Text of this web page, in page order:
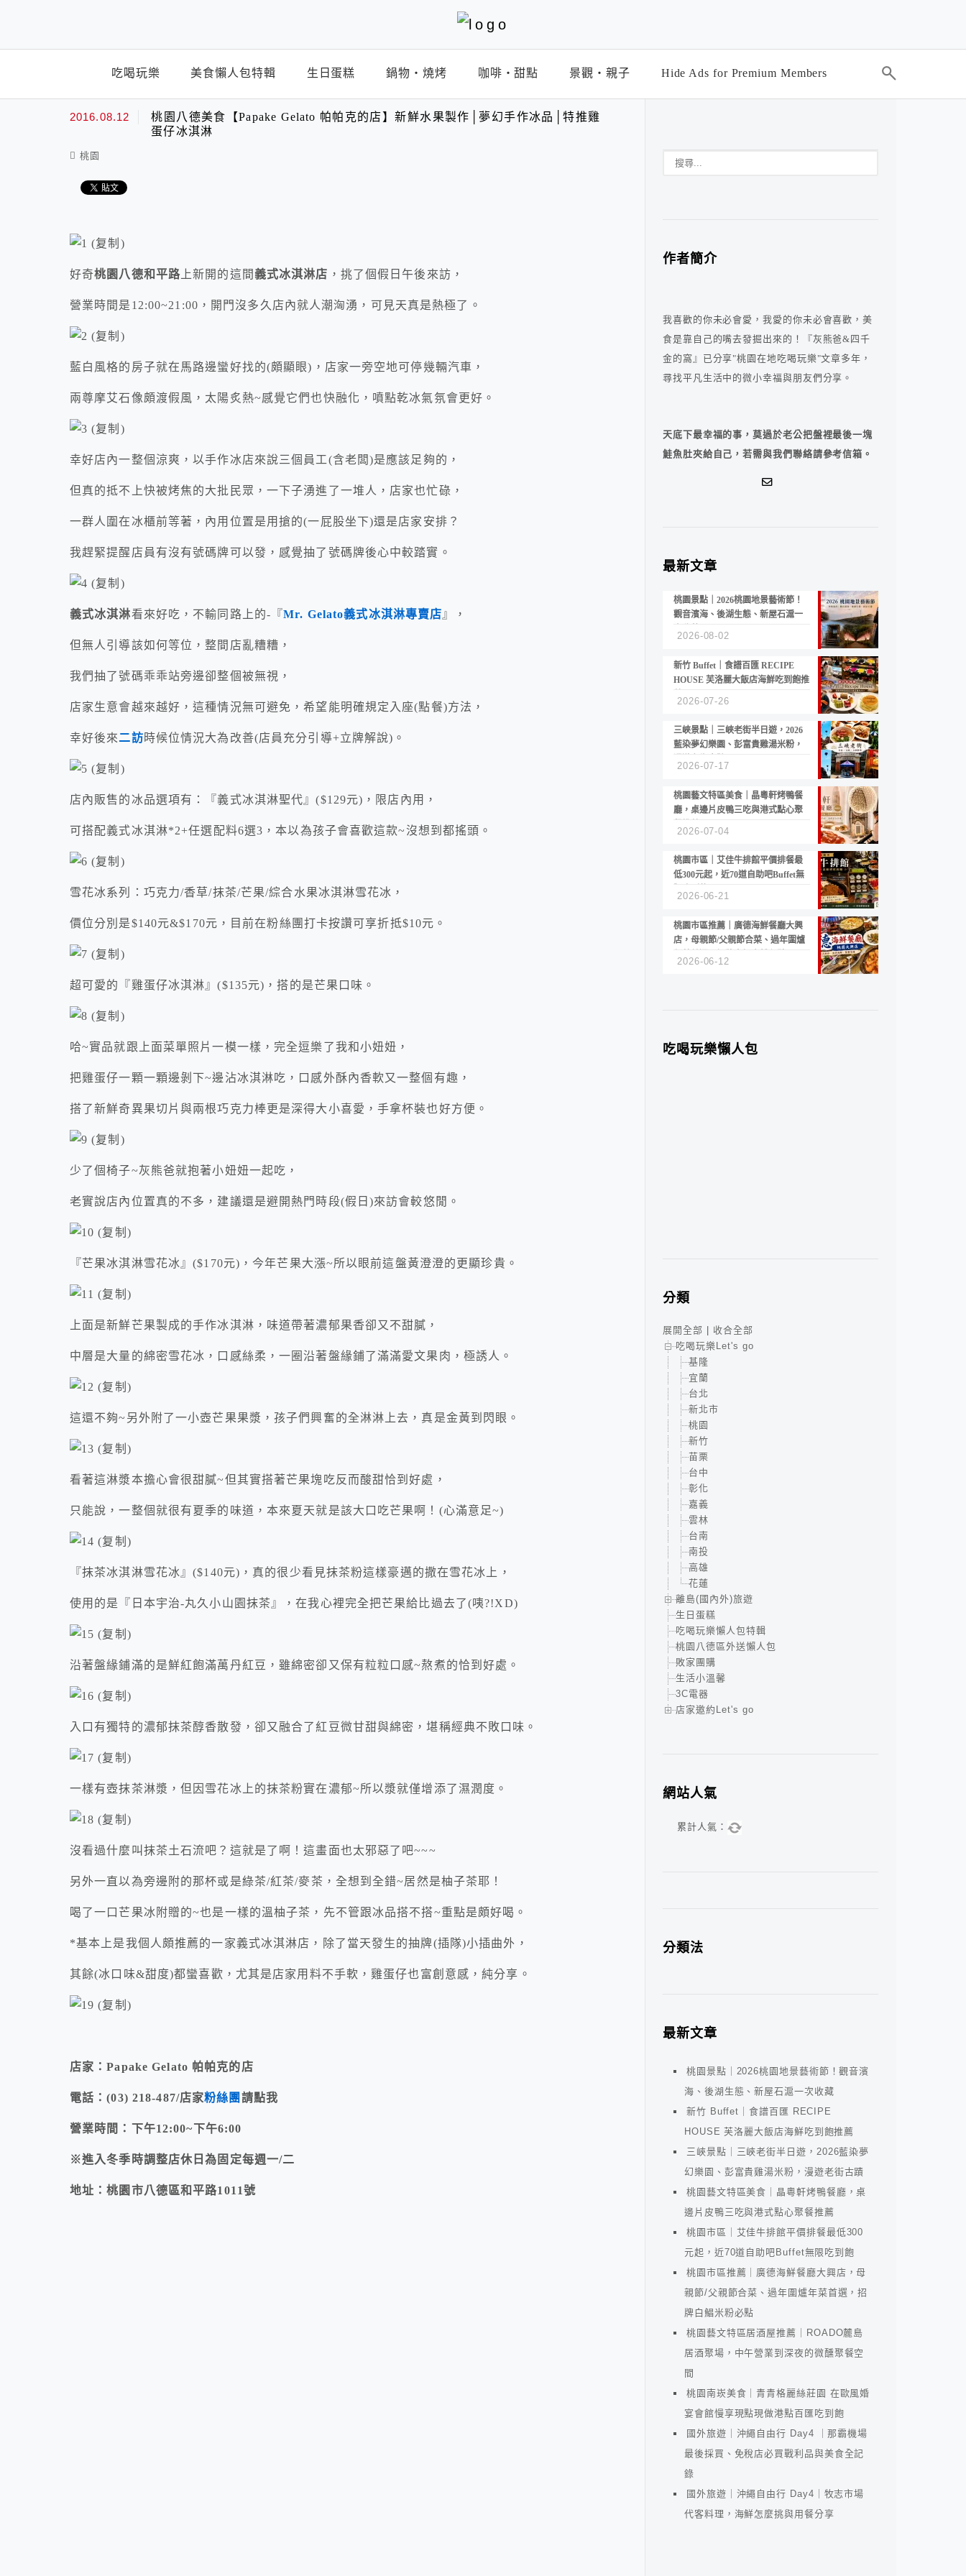
吃喝玩樂 美食懶人包特輯 生日蛋糕 鍋物‧燒烤 咖啡‧甜點 景觀‧親子 Hide Ads for Premium Members
2016.08.12
桃園八德美食【Papake Gelato 帕帕克的店】新鮮水果製作│夢幻手作冰品│特推雞
蛋仔冰淇淋
桃園
好奇桃園八德和平路 上新開的這間義式冰淇淋店 ，挑了個假日午後來訪，
營業時間是12:00~21:00，開門沒多久店內就人潮洶湧，可見天真是熱極了。
藍白風格的房子就在馬路邊蠻好找的(頗顯眼)，店家一旁空地可停幾輛汽車，
兩尊摩艾石像頗渡假風，太陽炙熱~感覺它們也快融化，噴點乾冰氣氛會更好。
幸好店內一整個涼爽，以手作冰店來說三個員工(含老闆)是應該足夠的，
但真的抵不上快被烤焦的大批民眾，一下子湧進了一堆人，店家也忙碌，
一群人圍在冰櫃前等著，內用位置是用搶的(一屁股坐下)還是店家安排？
我趕緊提醒店員有沒有號碼牌可以發，感覺抽了號碼牌後心中較踏實。
義式冰淇淋看來好吃，不輸同路上的-『Mr. Gelato義式冰淇淋專賣店 』，
但無人引導該如何等位，整間店亂糟糟，
我們抽了號碼乖乖站旁邊卻整個被無視，
店家生意會越來越好，這種情況無可避免，希望能明確規定入座(點餐)方法，
幸好後來二訪時候位情況大為改善(店員充分引導+立牌解說)。
店內販售的冰品選項有：『義式冰淇淋聖代』($129元)，限店內用，
可搭配義式冰淇淋*2+任選配料6選3，本以為孩子會喜歡這款~沒想到都搖頭。
雪花冰系列：巧克力/香草/抹茶/芒果/綜合水果冰淇淋雪花冰，
價位分別是$140元&$170元，目前在粉絲團打卡按讚可享折抵$10元。
超可愛的『雞蛋仔冰淇淋』($135元)，搭的是芒果口味。
哈~實品就跟上面菜單照片一模一樣，完全逗樂了我和小妞妞，
把雞蛋仔一顆一顆邊剝下~邊沾冰淇淋吃，口感外酥內香軟又一整個有趣，
搭了新鮮奇異果切片與兩根巧克力棒更是深得大小喜愛，手拿杯裝也好方便。
少了個椅子~灰熊爸就抱著小妞妞一起吃，
老實說店內位置真的不多，建議還是避開熱門時段(假日)來訪會較悠閒。
『芒果冰淇淋雪花冰』($170元)，今年芒果大漲~所以眼前這盤黃澄澄的更顯珍貴。
上面是新鮮芒果製成的手作冰淇淋，味道帶著濃郁果香卻又不甜膩，
中層是大量的綿密雪花冰，口感絲柔，一圈沿著盤緣鋪了滿滿愛文果肉，極誘人。
這還不夠~另外附了一小壺芒果果漿，孩子們興奮的全淋淋上去，真是金黃到閃眼。
看著這淋漿本擔心會很甜膩~但其實搭著芒果塊吃反而酸甜恰到好處，
只能說，一整個就很有夏季的味道，本來夏天就是該大口吃芒果啊！(心滿意足~)
『抹茶冰淇淋雪花冰』($140元)，真的很少看見抹茶粉這樣豪邁的撒在雪花冰上，
使用的是『日本宇治-丸久小山園抹茶』，在我心裡完全把芒果給比過去了(咦?!XD)
沿著盤緣鋪滿的是鮮紅飽滿萬丹紅豆，雖綿密卻又保有粒粒口感~熬煮的恰到好處。
入口有獨特的濃郁抹茶醇香散發，卻又融合了紅豆微甘甜與綿密，堪稱經典不敗口味。
一樣有壺抹茶淋漿，但因雪花冰上的抹茶粉實在濃郁~所以漿就僅增添了濕潤度。
沒看過什麼叫抹茶土石流吧？這就是了啊！這畫面也太邪惡了吧~~~
另外一直以為旁邊附的那杯或是綠茶/紅茶/麥茶，全想到全錯~居然是柚子茶耶！
喝了一口芒果冰附贈的~也是一樣的溫柚子茶，先不管跟冰品搭不搭~重點是頗好喝。
*基本上是我個人頗推薦的一家義式冰淇淋店，除了當天發生的抽牌(插隊)小插曲外，
其餘(冰口味&甜度)都蠻喜歡，尤其是店家用料不手軟，雞蛋仔也富創意感，純分享。
店家：Papake Gelato 帕帕克的店
電話：(03) 218-487/店家粉絲團 請點我
營業時間：下午12:00~下午6:00
※進入冬季時調整店休日為固定每週一/二
地址：桃園市八德區和平路1011號
作者簡介
我喜歡的你未必會愛，我愛的你未必會喜歡，美
食是靠自己的嘴去發掘出來的！『灰熊爸&四千
金的窩』已分享"桃園在地吃喝玩樂"文章多年，
尋找平凡生活中的微小幸福與朋友們分享。
天底下最幸福的事，莫過於老公把盤裡最後一塊
鮭魚肚夾給自己，若需與我們聯絡請參考信箱。
最新文章
桃園景點｜2026桃園地景藝術節！
觀音濱海、後湖生態、新屋石滬一
2026-08-02
新竹 Buffet｜食譜百匯 RECIPE
HOUSE 芙洛麗大飯店海鮮吃到飽推
2026-07-26
三峽景點｜三峽老街半日遊，2026
藍染夢幻樂園、彭富貴雞湯米粉，
2026-07-17
桃園藝文特區美食｜晶粵軒烤鴨餐
廳，桌邊片皮鴨三吃與港式點心聚
2026-07-04
桃園市區｜艾佳牛排館平價排餐最
低300元起，近70道自助吧Buffet無
2026-06-21
桃園市區推薦｜廣德海鮮餐廳大興
店，母親節/父親節合菜、過年圍爐
2026-06-12
吃喝玩樂懶人包
分類
展開全部
收合全部
吃喝玩樂Let's go
基隆
宜蘭
台北
新北市
桃園
新竹
苗栗
台中
彰化
嘉義
雲林
台南
南投
高雄
花蓮
離島(國內外)旅遊
生日蛋糕
吃喝玩樂懶人包特輯
桃園八德區外送懶人包
敗家團購
生活小溫馨
3C電器
店家邀約Let's go
網站人氣
累計人氣：
分類法
最新文章
桃園景點｜2026桃園地景藝術節！觀音濱
海、後湖生態、新屋石滬一次收藏
新竹 Buffet｜食譜百匯 RECIPE
HOUSE 芙洛麗大飯店海鮮吃到飽推薦
三峽景點｜三峽老街半日遊，2026藍染夢
幻樂園、彭富貴雞湯米粉，漫遊老街古蹟
桃園藝文特區美食｜晶粵軒烤鴨餐廳，桌
邊片皮鴨三吃與港式點心聚餐推薦
桃園市區｜艾佳牛排館平價排餐最低300
元起，近70道自助吧Buffet無限吃到飽
桃園市區推薦｜廣德海鮮餐廳大興店，母
親節/父親節合菜、過年圍爐年菜首選，招
牌白鯧米粉必點
桃園藝文特區居酒屋推薦｜ROADO麓島
居酒聚場，中午營業到深夜的微醺聚餐空
間
桃園南崁美食｜青青格麗絲莊園 在歐風婚
宴會館慢享現點現做港點百匯吃到飽
國外旅遊｜沖繩自由行 Day4 ｜那霸機場
最後採買、免稅店必買戰利品與美食全記
錄
國外旅遊｜沖繩自由行 Day4｜牧志市場
代客料理，海鮮怎麼挑與用餐分享